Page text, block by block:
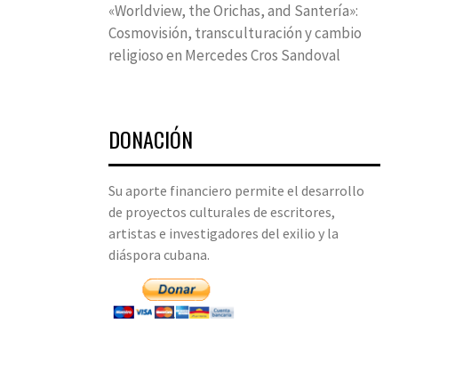
«Worldview, the Orichas, and Santería»:
Cosmovisión, transculturación y cambio
religioso en Mercedes Cros Sandoval
DONACIÓN
Su aporte financiero permite el desarrollo
de proyectos culturales de escritores,
artistas e investigadores del exilio y la
diáspora cubana.